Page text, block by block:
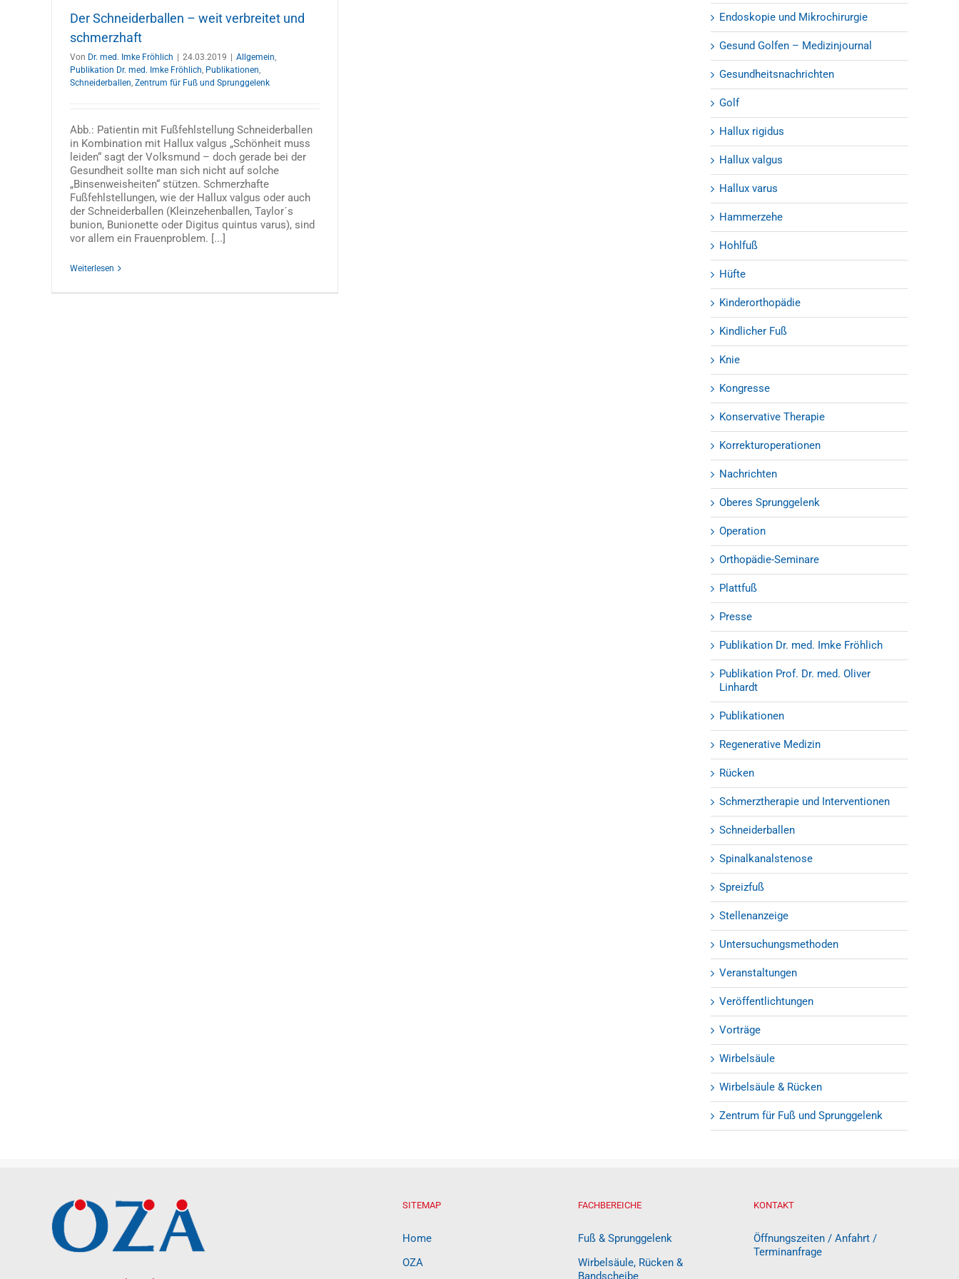
Der Schneiderballen – weit verbreitet und
schmerzhaft
Von Dr. med. Imke Fröhlich 24.03.2019 Allgemein,
Publikation Dr. med. Imke Fröhlich, Publikationen,
Schneiderballen, Zentrum für Fuß und Sprunggelenk
Abb.: Patientin mit Fußfehlstellung Schneiderballen
in Kombination mit Hallux valgus „Schönheit muss
leiden“ sagt der Volksmund – doch gerade bei der
Gesundheit sollte man sich nicht auf solche
„Binsenweisheiten“ stützen. Schmerzhafte
Fußfehlstellungen, wie der Hallux valgus oder auch
der Schneiderballen (Kleinzehenballen, Taylor´s
bunion, Bunionette oder Digitus quintus varus), sind
vor allem ein Frauenproblem. [...]
Weiterlesen
Endoskopie und Mikrochirurgie
Gesund Golfen – Medizinjournal
Gesundheitsnachrichten
Golf
Hallux rigidus
Hallux valgus
Hallux varus
Hammerzehe
Hohlfuß
Hüfte
Kinderorthopädie
Kindlicher Fuß
Knie
Kongresse
Konservative Therapie
Korrekturoperationen
Nachrichten
Oberes Sprunggelenk
Operation
Orthopädie-Seminare
Plattfuß
Presse
Publikation Dr. med. Imke Fröhlich
Publikation Prof. Dr. med. Oliver
Linhardt
Publikationen
Regenerative Medizin
Rücken
Schmerztherapie und Interventionen
Schneiderballen
Spinalkanalstenose
Spreizfuß
Stellenanzeige
Untersuchungsmethoden
Veranstaltungen
Veröffentlichtungen
Vorträge
Wirbelsäule
Wirbelsäule & Rücken
Zentrum für Fuß und Sprunggelenk
SITEMAP
Home
OZA
FACHBEREICHE
Fuß & Sprunggelenk
Wirbelsäule, Rücken &
Bandscheibe
KONTAKT
Öffnungszeiten / Anfahrt /
Terminanfrage